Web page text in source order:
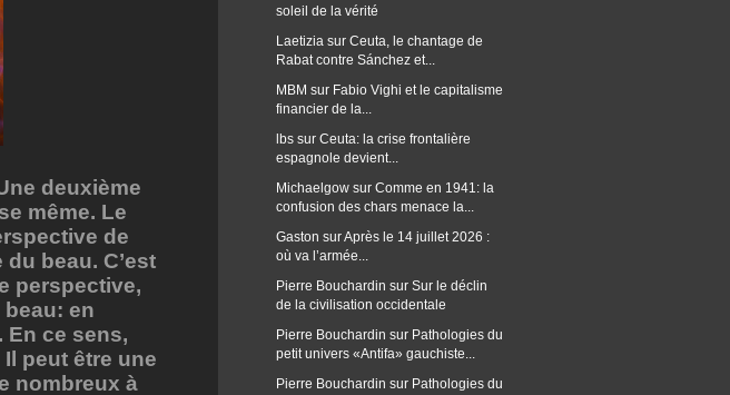
soleil de la vérité
Laetizia sur Ceuta, le chantage de
Rabat contre Sánchez et...
MBM sur Fabio Vighi et le capitalisme
financier de la...
lbs sur Ceuta: la crise frontalière
espagnole devient...
Michaelgow sur Comme en 1941: la
confusion des chars menace la...
Gaston surAprès le 14 juillet 2026 :
où va l’armée...
Pierre Bouchardin sur Sur le déclin
de la civilisation occidentale
Pierre Bouchardin sur Pathologies du
petit univers «Antifa» gauchiste...
Pierre Bouchardin sur Pathologies du
deuxième
même. Le
de
beau. C’est
perspective,
en
En ce sens,
peut être une
nombreux à